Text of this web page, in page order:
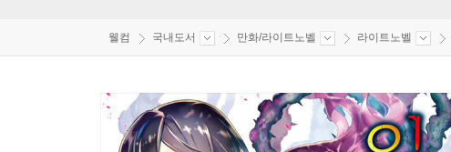
웰컴 국내도서 만화/라이트노벨 라이트노벨